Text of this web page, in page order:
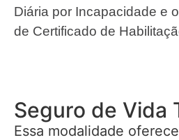
Diária por Incapacidade e
de Certificado de
Seguro de Vida
Essa modalidade